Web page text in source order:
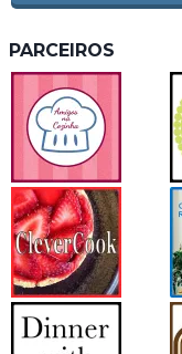
PARCEIROS